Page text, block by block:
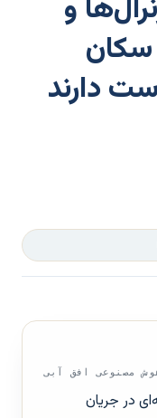
و
سکان
دارند
مصنوعی افق آبی
در جریان